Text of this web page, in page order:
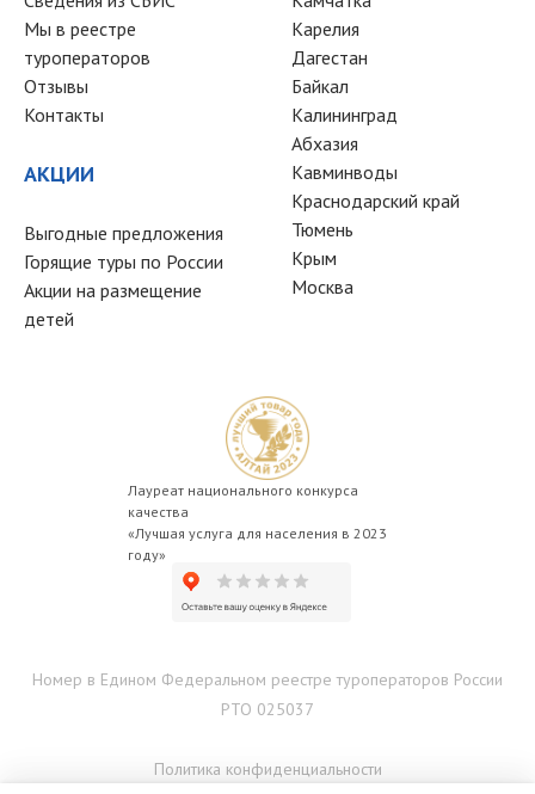
Мы в реестре
туроператоров
Отзывы
Контакты
АКЦИИ
Выгодные предложения
Горящие туры по России
Акции на размещение
детей
Карелия
Дагестан
Байкал
Калининград
Абхазия
Кавминводы
Краснодарский край
Тюмень
Крым
Москва
Лауреат национального конкурса
качества
«Лучшая услуга для населения в 2023
году»
Номер в Едином Федеральном реестре туроператоров России
РТО 025037
Политика конфиденциальности